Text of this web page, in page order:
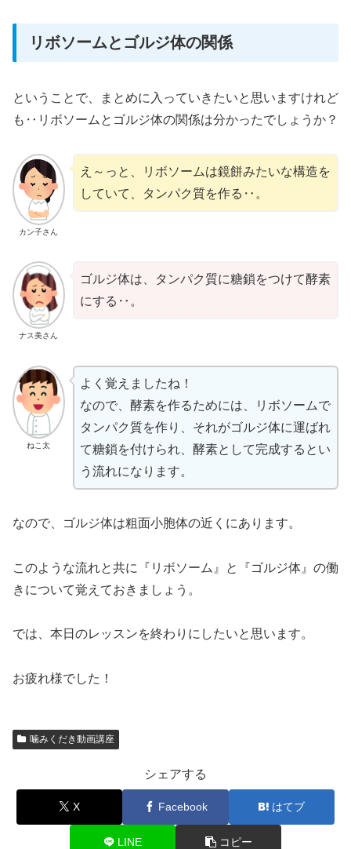
リボソームとゴルジ体の関係
ということで、まとめに入っていきたいと思いますけれど
も‥リボソームとゴルジ体の関係は分かったでしょうか？
カン子さん
え～っと、リボソームは鏡餅みたいな構造を
していて、タンパク質を作る‥。
ナス美さん
ゴルジ体は、タンパク質に糖鎖をつけて酵素
にする‥。
ねこ太
よく覚えましたね！
なので、酵素を作るためには、リボソームで
タンパク質を作り、それがゴルジ体に運ばれ
て糖鎖を付けられ、酵素として完成するとい
う流れになります。
なので、ゴルジ体は粗面小胞体の近くにあります。
このような流れと共に『リボソーム』と『ゴルジ体』の働
きについて覚えておきましょう。
では、本日のレッスンを終わりにしたいと思います。
お疲れ様でした！
噛みくだき動画講座
シェアする
X Facebook はてブ
LINE コピー